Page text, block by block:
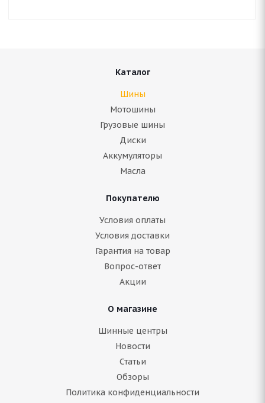
Каталог
Шины
Мотошины
Грузовые шины
Диски
Аккумуляторы
Масла
Покупателю
Условия оплаты
Условия доставки
Гарантия на товар
Вопрос-ответ
Акции
О магазине
Шинные центры
Новости
Статьи
Обзоры
Политика конфиденциальности